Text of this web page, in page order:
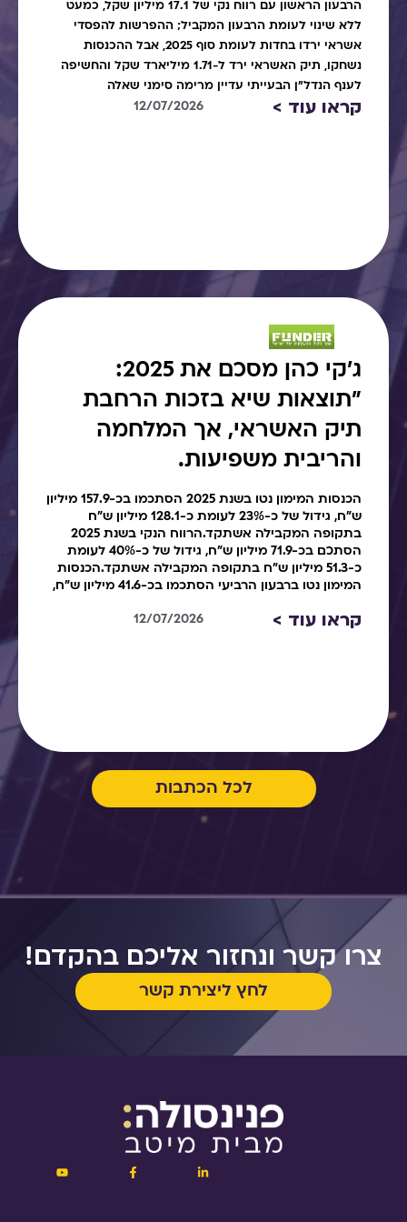
הרבעון הראשון עם רווח נקי של 17.1 מיליון שקל, כמעט
ללא שינוי לעומת הרבעון המקביל; ההפרשות להפסדי
אשראי ירדו בחדות לעומת סוף 2025, אבל ההכנסות
נשחקו, תיק האשראי ירד ל-1.71 מיליארד שקל והחשיפה
לענף הנדל"ן הבעייתי עדיין מרימה סימני שאלה
קראו עוד > 12/07/2026
ג׳קי כהן מסכם את 2025:
"תוצאות שיא בזכות הרחבת
תיק האשראי, אך המלחמה
והריבית משפיעות.
הכנסות המימון נטו בשנת 2025 הסתכמו בכ-157.9 מיליון
ש"ח, גידול של כ-23% לעומת כ-128.1 מיליון ש"ח
בתקופה המקבילה אשתקד.הרווח הנקי בשנת 2025
הסתכם בכ-71.9 מיליון ש"ח, גידול של כ-40% לעומת
כ-51.3 מיליון ש"ח בתקופה המקבילה אשתקד.הכנסות
המימון נטו ברבעון הרביעי הסתכמו בכ-41.6 מיליון ש"ח,
קראו עוד > 12/07/2026
לכל הכתבות
צרו קשר ונחזור אליכם בהקדם!
לחץ ליצירת קשר